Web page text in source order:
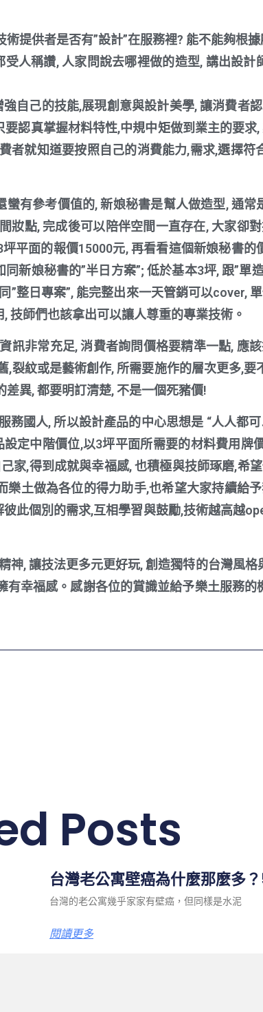
提供者是否有”設計”在服務裡? 能不能夠根
人稱讚, 人家問說去哪裡做的造型, 講出設計
自己的技能,展現創意與設計美學, 讓消費者
認真掌握材料特性,中規中矩做到業主的要求
者就知道要按照自己的消費能力,需求,選擇符
有參考價值的, 新娘秘書是幫人做造型, 通常
妝點, 完成後可以陪伴空間一直存在, 大家卻
平面的報價15000元, 再看看這個新娘秘書的
新娘秘書的”半日方案”; 低於基本3坪, 跟”單
整日專案”, 能完整出來一天管銷可以cover,
技師們也該拿出可以讓人尊重的專業技術。
訊非常充足, 消費者詢問價格要精準一點, 應
,裂紋或是藝術創作, 所需要施作的層次更多,要
異, 都要明訂清楚, 不是一個死豬價!
務國人, 所以設計產品的中心思想是 “人人都
定中階價位,以3坪平面所需要的材料費用牌
家,得到成就與幸福感, 也積極與技師琢磨,希
土做為各位的得力助手,也希望大家持續給
此個別的需求,互相學習與鼓勵,技術越高越
, 讓技法更多元更好玩, 創造獨特的台灣風格
幸福感。感謝各位的賞識並給予樂土服務的
Posts
台灣老公寓壁癌為什麼那麼多
台灣的老公寓幾乎家家有壁癌，但同樣是水泥
閱讀更多